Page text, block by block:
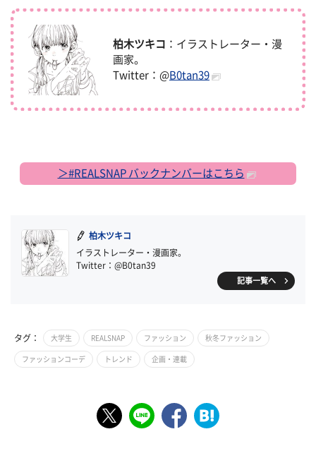
柏木ツキコ ：イラストレーター・漫
画家。
Twitter：@B0tan39
＞#REALSNAP バックナンバーはこちら
柏木ツキコ
イラストレーター・漫画家。
Twitter：@B0tan39
記事一覧へ
タグ： 大学生 REALSNAP ファッション 秋冬ファッション
ファッションコーデ トレンド 企画・連載